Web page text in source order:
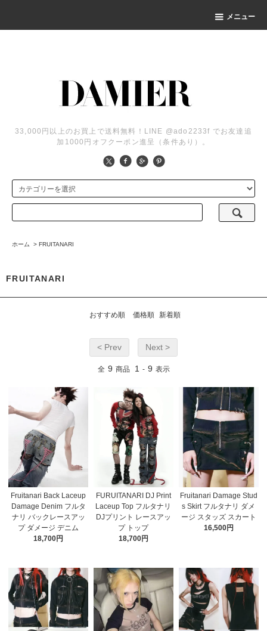
メニュー
33,000円以上のお買上で送料無料！LINE @ado2233f でお友達追
加1000円オフクーポン進呈（条件あり）。
ホーム > FRUITANARI
FRUITANARI
おすすめ順 価格順 新着順
< Prev Next >
全 9 商品 1 - 9 表示
Fruitanari Back Laceup
Damage Denim フルタ
ナリ バックレースアッ
プ ダメージ デニム
18,700円
FURUITANARI DJ Print
Laceup Top フルタナリ
DJプリント レースアッ
プ トップ
18,700円
Fruitanari Damage Stud
s Skirt フルタナリ ダメ
ージ スタッズ スカート
16,500円